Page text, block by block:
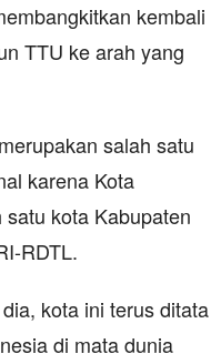
kembali
TTU ke arah yang
salah satu
karena Kota
kota Kabupaten
RDTL.
kota ini terus ditata
di mata dunia